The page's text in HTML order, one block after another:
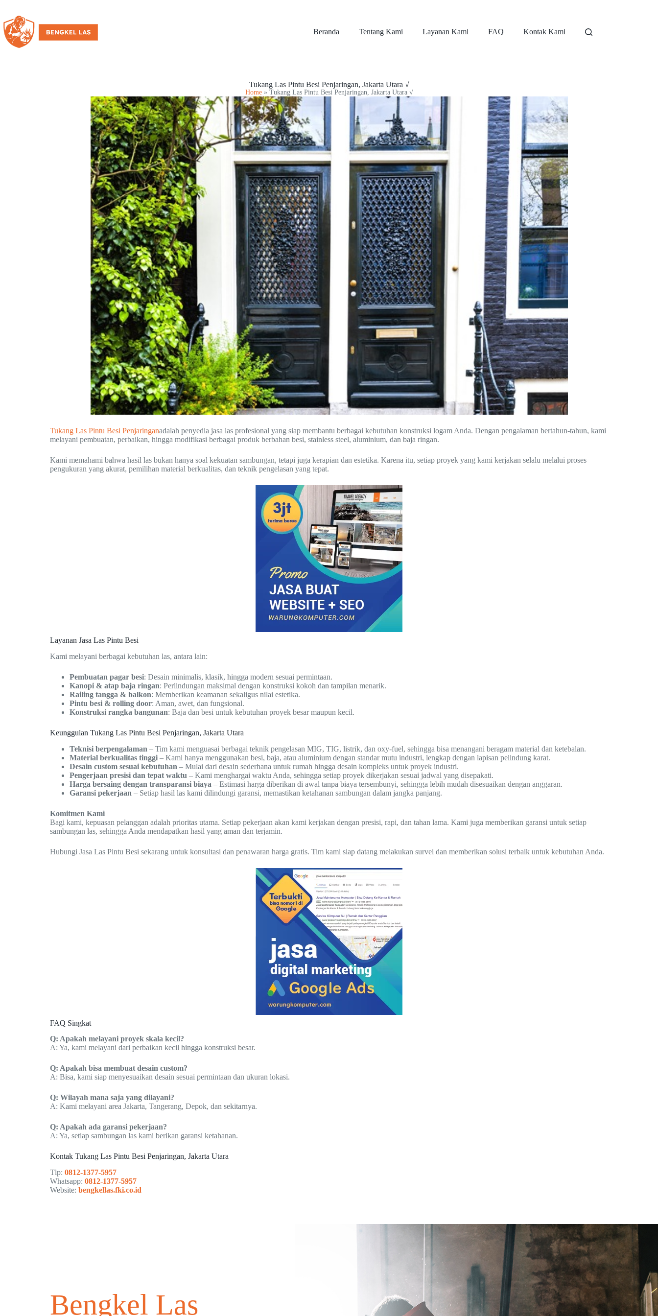
Beranda Tentang Kami Layanan Kami FAQ Kontak Kami
Tukang Las Pintu Besi Penjaringan, Jakarta Utara √
Home» Tukang Las Pintu Besi Penjaringan, Jakarta Utara √
Tukang Las Pintu Besi Penjaringanadalah penyedia jasa las profesional yang siap membantu berbagai kebutuhan konstruksi logam Anda. Dengan pengalaman bertahun-tahun, kami
melayani pembuatan, perbaikan, hingga modifikasi berbagai produk berbahan besi, stainless steel, aluminium, dan baja ringan.
Kami memahami bahwa hasil las bukan hanya soal kekuatan sambungan, tetapi juga kerapian dan estetika. Karena itu, setiap proyek yang kami kerjakan selalu melalui proses
pengukuran yang akurat, pemilihan material berkualitas, dan teknik pengelasan yang tepat.
Layanan Jasa Las Pintu Besi
Kami melayani berbagai kebutuhan las, antara lain:
Pembuatan pagar besi: Desain minimalis, klasik, hingga modern sesuai permintaan.
Kanopi & atap baja ringan: Perlindungan maksimal dengan konstruksi kokoh dan tampilan menarik.
Railing tangga & balkon: Memberikan keamanan sekaligus nilai estetika.
Pintu besi & rolling door: Aman, awet, dan fungsional.
Konstruksi rangka bangunan: Baja dan besi untuk kebutuhan proyek besar maupun kecil.
Keunggulan Tukang Las Pintu Besi Penjaringan, Jakarta Utara
Teknisi berpengalaman – Tim kami menguasai berbagai teknik pengelasan MIG, TIG, listrik, dan oxy-fuel, sehingga bisa menangani beragam material dan ketebalan.
Material berkualitas tinggi – Kami hanya menggunakan besi, baja, atau aluminium dengan standar mutu industri, lengkap dengan lapisan pelindung karat.
Desain custom sesuai kebutuhan – Mulai dari desain sederhana untuk rumah hingga desain kompleks untuk proyek industri.
Pengerjaan presisi dan tepat waktu – Kami menghargai waktu Anda, sehingga setiap proyek dikerjakan sesuai jadwal yang disepakati.
Harga bersaing dengan transparansi biaya – Estimasi harga diberikan di awal tanpa biaya tersembunyi, sehingga lebih mudah disesuaikan dengan anggaran.
Garansi pekerjaan – Setiap hasil las kami dilindungi garansi, memastikan ketahanan sambungan dalam jangka panjang.
Komitmen Kami
Bagi kami, kepuasan pelanggan adalah prioritas utama. Setiap pekerjaan akan kami kerjakan dengan presisi, rapi, dan tahan lama. Kami juga memberikan garansi untuk setiap
sambungan las, sehingga Anda mendapatkan hasil yang aman dan terjamin.
Hubungi Jasa Las Pintu Besi sekarang untuk konsultasi dan penawaran harga gratis. Tim kami siap datang melakukan survei dan memberikan solusi terbaik untuk kebutuhan Anda.
FAQ Singkat
Q: Apakah melayani proyek skala kecil?
A: Ya, kami melayani dari perbaikan kecil hingga konstruksi besar.
Q: Apakah bisa membuat desain custom?
A: Bisa, kami siap menyesuaikan desain sesuai permintaan dan ukuran lokasi.
Q: Wilayah mana saja yang dilayani?
A: Kami melayani area Jakarta, Tangerang, Depok, dan sekitarnya.
Q: Apakah ada garansi pekerjaan?
A: Ya, setiap sambungan las kami berikan garansi ketahanan.
Kontak Tukang Las Pintu Besi Penjaringan, Jakarta Utara
Tlp: 0812-1377-5957
Whatsapp: 0812-1377-5957
Website: bengkellas.fki.co.id
Bengkel Las